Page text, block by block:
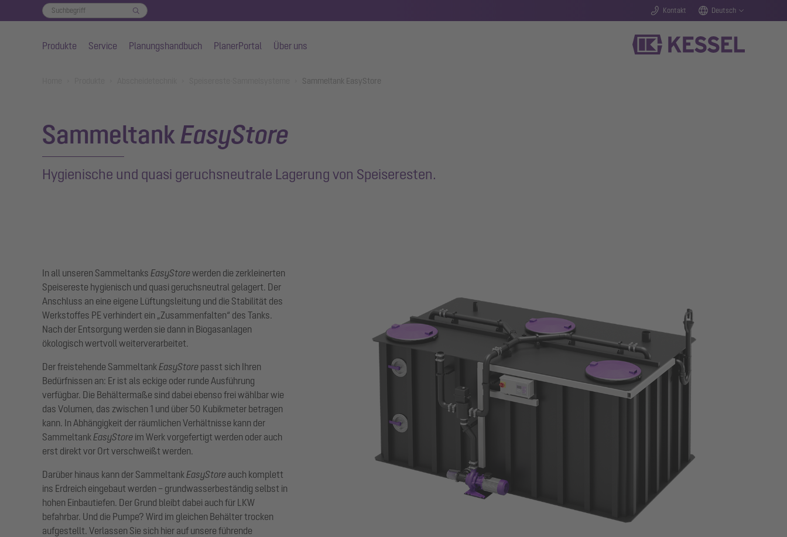
Kontakt Deutsch
Produkte Service Planungshandbuch PlanerPortal Über uns
Sammeltank EasyStore
Sammeltank EasyStore
Hygienische und quasi geruchsneutrale Lagerung von Speiseresten.
In all unseren Sammeltanks EasyStorewerden die zerkleinerten
Speisereste hygienisch und quasi geruchsneutral gelagert. Der
Anschluss an eine eigene Lüftungsleitung und die Stabilität des
Werkstoffes PE verhindert ein „Zusammenfalten“ des Tanks.
Nach der Entsorgung werden sie dann in Biogasanlagen
ökologisch wertvoll weiterverarbeitet.
Der freistehende SammeltankEasyStore passt sich Ihren
Bedürfnissen an: Er ist als eckige oder runde Ausführung
verfügbar. Die Behältermaße sind dabei ebenso frei wählbar wie
das Volumen, das zwischen 1 und über 50 Kubikmeter betragen
kann. In Abhängigkeit der räumlichen Verhältnisse kann der
SammeltankEasyStore im Werk vorgefertigt werden oder auch
erst direkt vor Ort verschweißt werden.
Darüber hinaus kann der SammeltankEasyStore auch komplett
ins Erdreich eingebaut werden – grundwasserbeständig selbst in
hohen Einbautiefen. Der Grund bleibt dabei auch für LKW
befahrbar. Und die Pumpe? Wird im gleichen Behälter trocken
aufgestellt. Verlassen Sie sich hier auf unsere führende